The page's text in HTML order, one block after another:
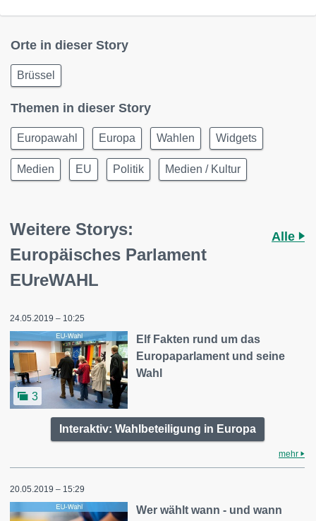
Orte in dieser Story
Brüssel
Themen in dieser Story
Europawahl Europa Wahlen Widgets
Medien EU Politik Medien / Kultur
Weitere Storys:
Europäisches Parlament
EUreWAHL
Alle
24.05.2019 – 10:25
3
Elf Fakten rund um das
Europaparlament und seine
Wahl
Interaktiv: Wahlbeteiligung in Europa
mehr
20.05.2019 – 15:29
Wer wählt wann - und wann